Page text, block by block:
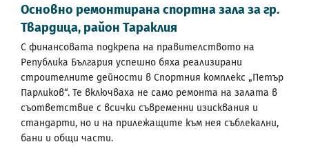
Основно ремонтирана спортна зала за гр.
Твардица, район Тараклия
С финансовата подкрепа на правителството на
Република България успешно бяха реализирани
строителните дейности в Спортния комплекс „Петър
Парликов“. Те включваха не само ремонта на залата в
съответствие с всички съвременни изисквания и
стандарти, но и на прилежащите към нея съблекални,
бани и общи части.